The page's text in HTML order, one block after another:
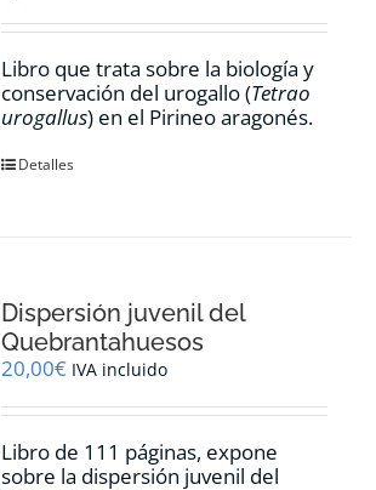
Libro que trata sobre la biología y
conservación del urogallo (Tetrao
urogallus) en el Pirineo aragonés.
Detalles
Dispersión juvenil del
Quebrantahuesos
20,00€ IVA incluido
Libro de 111 páginas, expone
sobre la dispersión juvenil del